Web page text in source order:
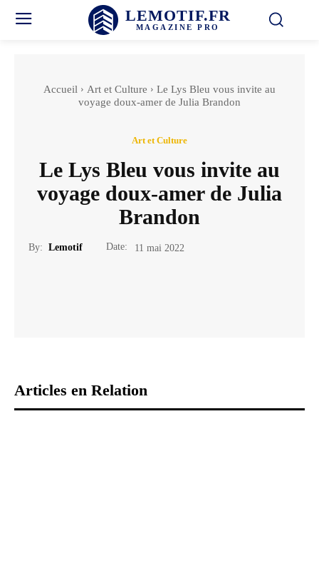
LEMOTIF.FR
MAGAZINE PRO
Accueil Art et Culture
Le Lys Bleu vous invite au
voyage doux-amer de Julia Brandon
Art et Culture
Le Lys Bleu vous invite au
voyage doux-amer de Julia
Brandon
By: Lemotif Date: 11 mai 2022
Articles en Relation